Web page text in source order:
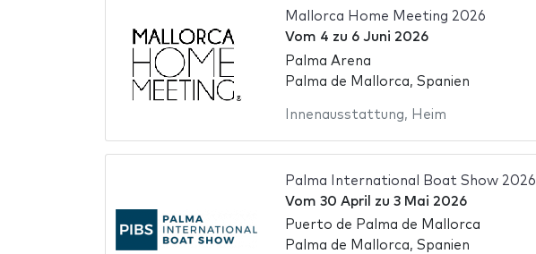
Mallorca Home Meeting 2026
Vom 4 zu 6 Juni 2026
Palma Arena
Palma de Mallorca, Spanien
Innenausstattung, Heim
Palma International Boat Show 2026
Vom 30 April zu 3 Mai 2026
Puerto de Palma de Mallorca
Palma de Mallorca, Spanien